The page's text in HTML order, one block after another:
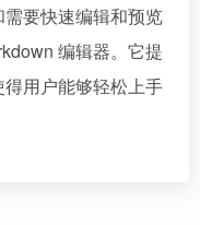
要快速编辑和预览
编辑器。它提
用户能够轻松上手